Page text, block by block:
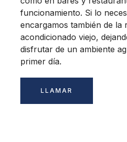
funcionamiento. Si lo
encargamos también de la
acondicionado viejo,
disfrutar de un ambiente
primer día.
LLAMAR